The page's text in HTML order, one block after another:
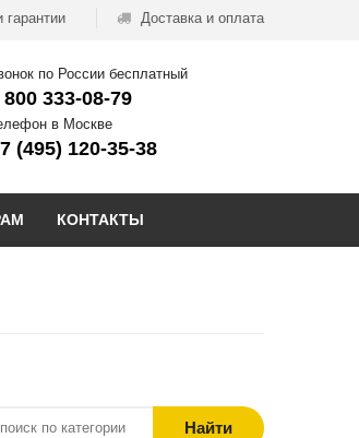
гарантии Доставка и оплата
по России бесплатный
800 333-08-79
в Москве
(495) 120-35-38
КОНТАКТЫ
Найти